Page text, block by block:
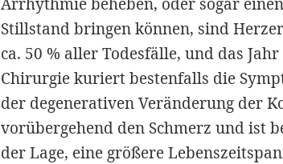
Stillstand bringen können, sind
ca. 50 % aller Todesfälle, und das
Chirurgie kuriert bestenfalls die
der degenerativen Veränderung der
vorübergehend den Schmerz und ist
der Lage, eine größere